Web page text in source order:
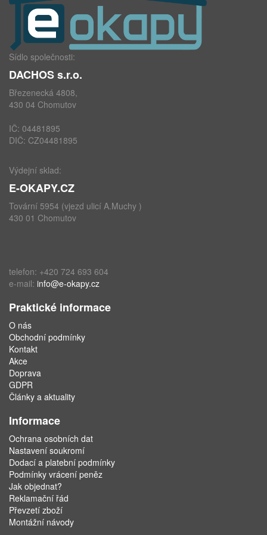
Sídlo společnosti:
DACHOS s.r.o.
Březenecká 4808,
430 04 Chomutov
IČ: 04481895
DIČ: CZ04481895
Výdejní sklad:
E-OKAPY.CZ
Tovární 5954 (vjezd ulicí A.Muchy )
430 01 Chomutov
telefon: +420 724 693 604
e-mail: info@e-okapy.cz
Praktické informace
O nás
Obchodní podmínky
Kontakt
Akce
Doprava
GDPR
Články a aktuality
Informace
Ochrana osobních dat
Nastavení soukromí
Dodací a platební podmínky
Podmínky vrácení peněz
Jak objednat?
Reklamační řád
Převzetí zboží
Montážní návody